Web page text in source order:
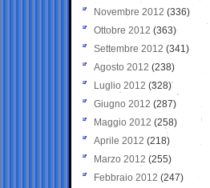
Novembre 2012 (336)
Ottobre 2012 (363)
Settembre 2012 (341)
Agosto 2012 (238)
Luglio 2012 (328)
Giugno 2012 (287)
Maggio 2012 (258)
Aprile 2012 (218)
Marzo 2012 (255)
Febbraio 2012 (247)